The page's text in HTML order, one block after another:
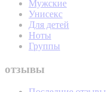
Мужские
Унисекс
Для детей
Ноты
Группы
отзывы